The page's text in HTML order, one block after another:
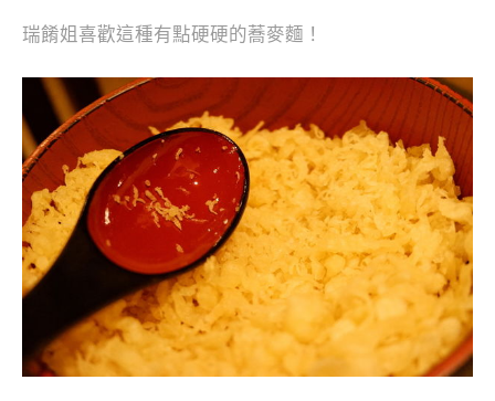
瑞餚姐喜歡這種有點硬硬的蕎麥麵！